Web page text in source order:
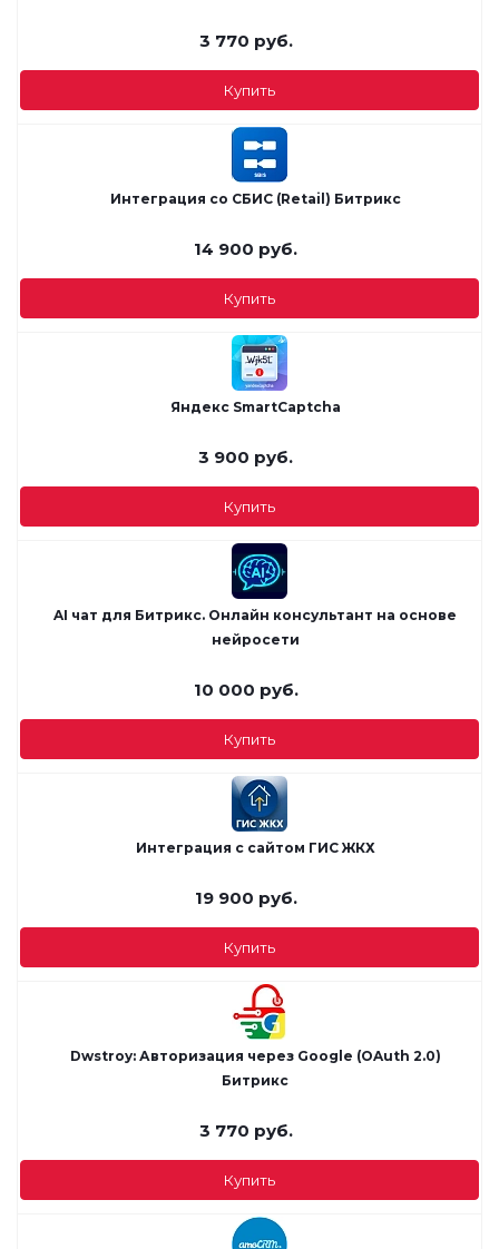
3 770 руб.
Купить
Интеграция со СБИС (Retail) Битрикс
14 900 руб.
Купить
Яндекс SmartCaptcha
3 900 руб.
Купить
AI чат для Битрикс. Онлайн консультант на основе
нейросети
10 000 руб.
Купить
Интеграция с сайтом ГИС ЖКХ
19 900 руб.
Купить
Dwstroy: Авторизация через Google (OAuth 2.0)
Битрикс
3 770 руб.
Купить